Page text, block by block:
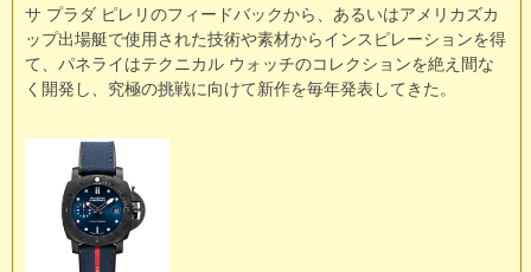
サ プラダ ピレリのフィードバックから、あるいはアメリカズカ
ップ出場艇で使用された技術や素材からインスピレーションを得
て、パネライはテクニカル ウォッチのコレクションを絶え間な
く開発し、究極の挑戦に向けて新作を毎年発表してきた。